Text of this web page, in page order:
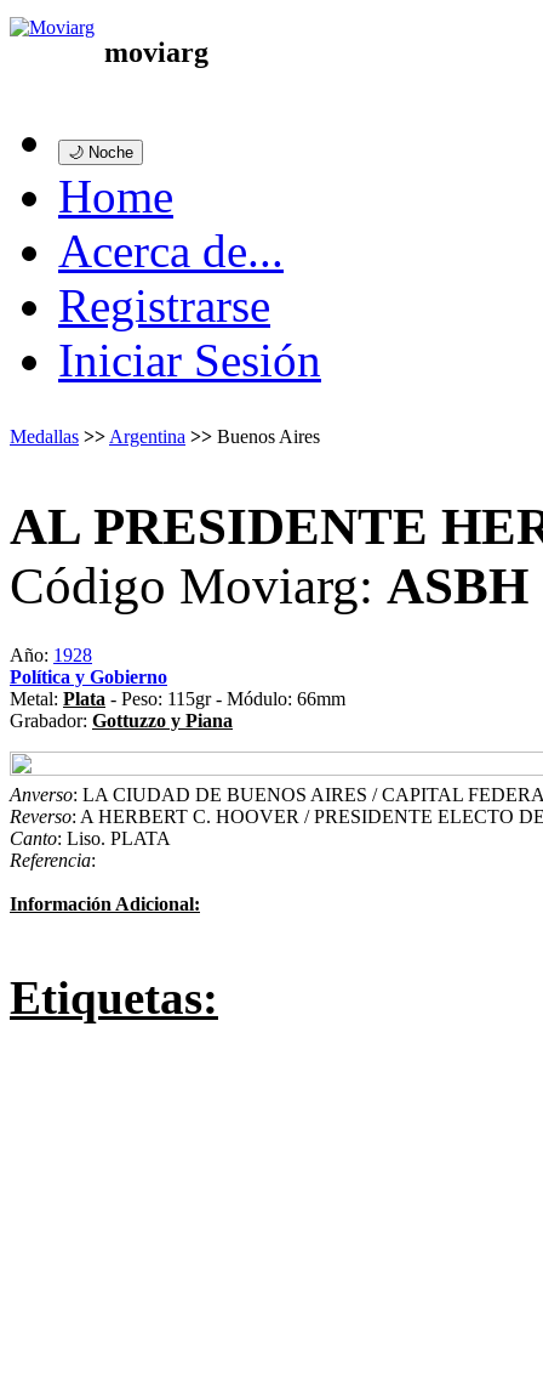
moviarg
🌙 Noche
Home
Acerca de...
Registrarse
Iniciar Sesión
Medallas >> Argentina >> Buenos Aires
AL PRESIDENTE
Código Moviarg: ASBH
Año: 1928
Política y Gobierno
Metal: Plata - Peso: 115gr - Módulo: 66mm
Grabador: Gottuzzo y Piana
Anverso: LA CIUDAD DE BUENOS AIRES / CAPITAL
Reverso: A HERBERT C. HOOVER / PRESIDENTE ELECTO
Canto: Liso. PLATA
Referencia:
Información Adicional:
Etiquetas: